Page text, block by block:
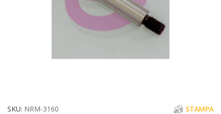
Vai
SKU NRM-3160 STAMPA